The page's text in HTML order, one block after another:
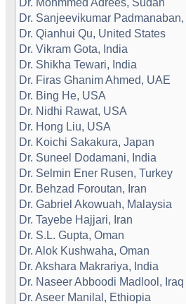
Dr. Sanjeevikumar Padmanaban,
Dr. Qianhui Qu, United States
Dr. Vikram Gota, India
Dr. Shikha Tewari, India
Dr. Firas Ghanim Ahmed, UAE
Dr. Bing He, USA
Dr. Nidhi Rawat, USA
Dr. Hong Liu, USA
Dr. Koichi Sakakura, Japan
Dr. Suneel Dodamani, India
Dr. Selmin Ener Rusen, Turkey
Dr. Behzad Foroutan, Iran
Dr. Gabriel Akowuah, Malaysia
Dr. Tayebe Hajjari, Iran
Dr. S.L. Gupta, Oman
Dr. Alok Kushwaha, Oman
Dr. Akshara Makrariya, India
Dr. Naseer Abboodi Madlool, Iraq
Dr. Aseer Manilal, Ethiopia